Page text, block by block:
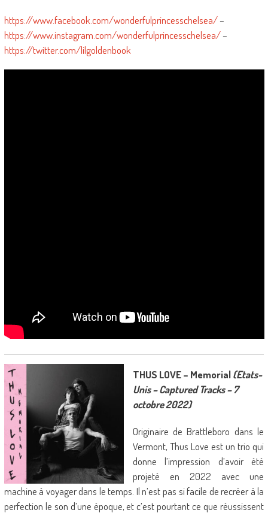
https://www.facebook.com/wonderfulprincesschelsea/–
https://www.instagram.com/wonderfulprincesschelsea/–
https://twitter.com/lilgoldenbook
THUS LOVE – Memorial(Etats-
Unis – Captured Tracks – 7
octobre 2022)
Originaire de Brattleboro dans le
Vermont, Thus Love est un trio qui
donne l’impression d’avoir été
projeté en 2022 avec une
machine à voyager dans le temps. Il n’est pas si facile de recréer à la
perfection le son d’une époque, et c’est pourtant ce que réussissent